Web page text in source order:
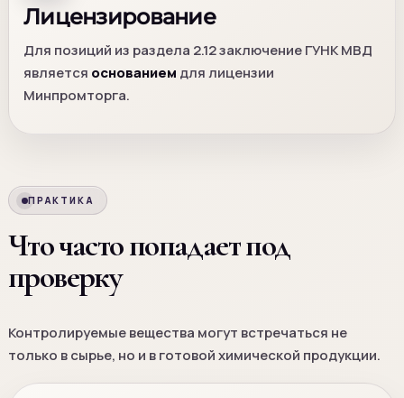
Лицензирование
Для позиций из раздела 2.12 заключение ГУНК МВД
является основанием для лицензии
Минпромторга.
ПРАКТИКА
Что часто попадает под
проверку
Контролируемые вещества могут встречаться не
только в сырье, но и в готовой химической продукции.